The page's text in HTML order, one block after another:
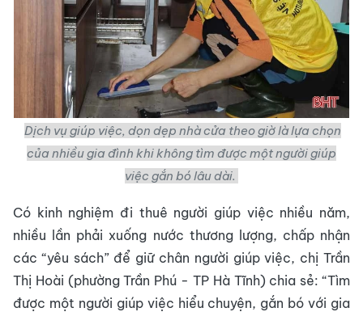
Dịch vụ giúp việc, dọn dẹp nhà cửa theo giờ là lựa chọn
của nhiều gia đình khi không tìm được một người giúp
việc gắn bó lâu dài.
Có kinh nghiệm đi thuê người giúp việc nhiều năm,
nhiều lần phải xuống nước thương lượng, chấp nhận
các “yêu sách” để giữ chân người giúp việc, chị Trần
Thị Hoài (phường Trần Phú - TP Hà Tĩnh) chia sẻ: “Tìm
được một người giúp việc hiểu chuyện, gắn bó với gia